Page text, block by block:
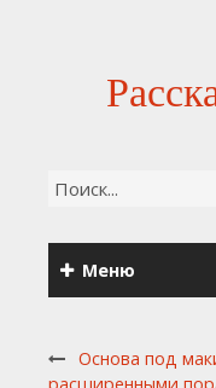
Меню
Основа под